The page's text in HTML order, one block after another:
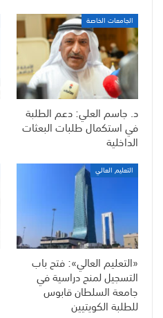
الجامعات الخاصة
د. جاسم العلي: دعم الطلبة
في استكمال طلبات البعثات
الداخلية
التعليم العالي
«التعليم العالي»: فتح باب
التسجيل لمنح دراسية في
جامعة السلطان قابوس
للطلبة الكويتيين